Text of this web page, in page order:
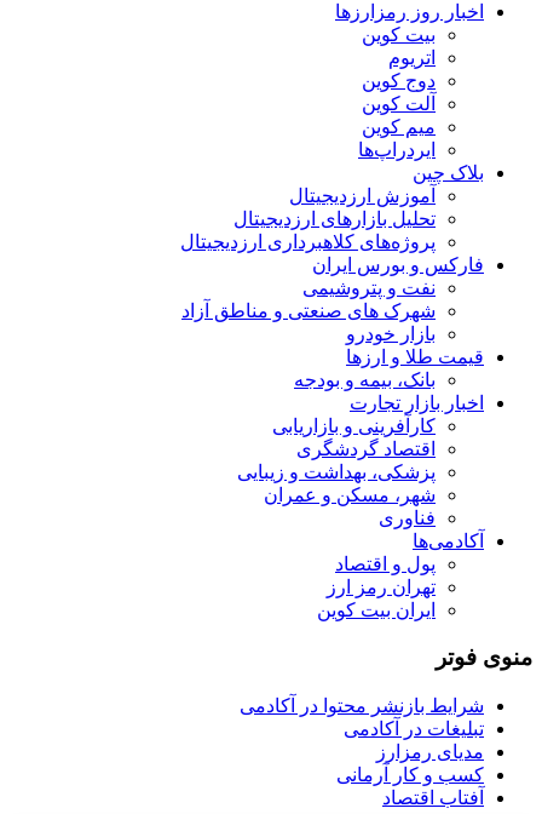
اخبار روز رمزارزها
بیت کوین
اتریوم
دوج کوین
آلت کوین
میم کوین‌
ایردراپ‌ها
بلاک چین
آموزش ارزدیجیتال
تحلیل بازارهای ارزدیجیتال
پروژه‌های کلاهبرداری ارزدیجیتال
فارکس و بورس ایران
نفت و پتروشیمی
شهرک های صنعتی و مناطق آزاد
بازار خودرو
قیمت طلا و ارزها
بانک، بیمه و بودجه
اخبار بازار تجارت
کارآفرینی و بازاریابی
اقتصاد گردشگری
پزشکی، بهداشت و زیبایی
شهر، مسکن و عمران
فناوری
آکادمی‌ها
پول و اقتصاد
تهران رمز ارز
ایران بیت کوین
منوی فوتر
شرایط بازنشر محتوا در آکادمی
تبلیغات در آکادمی
مدیای رمزارز
کسب و کار آرمانی
آفتاب اقتصاد